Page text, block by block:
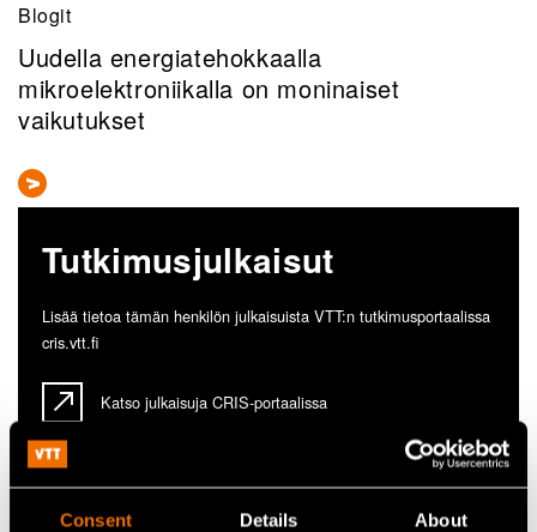
Consent Details About
Blogit
Uudella energiatehokkaalla
mikroelektroniikalla on moninaiset
vaikutukset
Tutkimusjulkaisut
Lisää tietoa tämän henkilön julkaisuista VTT:n tutkimusportaalissa
cris.vtt.fi
Katso julkaisuja CRIS-portaalissa